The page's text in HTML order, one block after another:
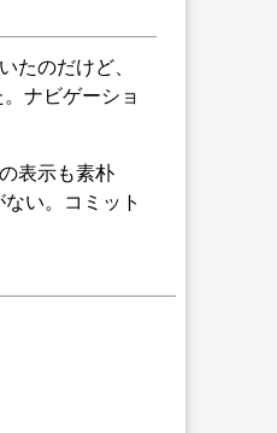
たのだけど、
ナビゲーショ
表示も素朴
い。コミット